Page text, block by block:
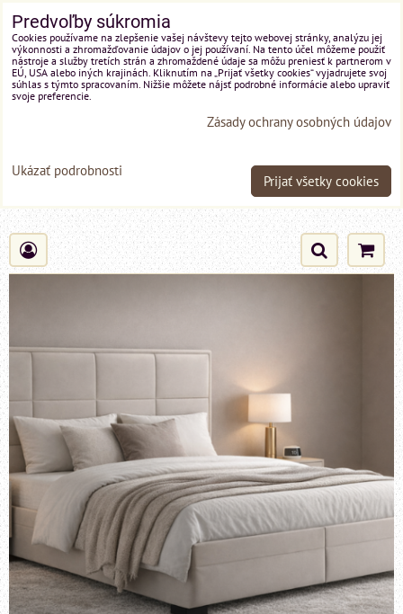
Predvoľby súkromia
Cookies používame na zlepšenie vašej návštevy tejto webovej stránky, analýzu jej
výkonnosti a zhromažďovanie údajov o jej používaní. Na tento účel môžeme použiť
nástroje a služby tretích strán a zhromaždené údaje sa môžu preniesť k partnerom v
EÚ, USA alebo iných krajinách. Kliknutím na „Prijať všetky cookies“ vyjadrujete svoj
súhlas s týmto spracovaním. Nižšie môžete nájsť podrobné informácie alebo upraviť
svoje preferencie.
Zásady ochrany osobných údajov
Ukázať podrobnosti
Prijať všetky cookies